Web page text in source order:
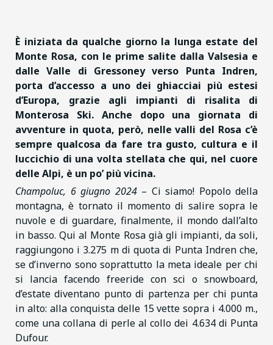
È iniziata da qualche giorno la lunga estate del
Monte Rosa, con le prime salite dalla Valsesia e
dalle Valle di Gressoney verso Punta Indren,
porta d’accesso a uno dei ghiacciai più estesi
d’Europa, grazie agli impianti di risalita di
Monterosa Ski. Anche dopo una giornata di
avventure in quota, però, nelle valli del Rosa c’è
sempre qualcosa da fare tra gusto, cultura e il
luccichio di una volta stellata che qui, nel cuore
delle Alpi, è un po’ più vicina.
Champoluc, 6 giugno 2024 – Ci siamo! Popolo della
montagna, è tornato il momento di salire sopra le
nuvole e di guardare, finalmente, il mondo dall’alto
in basso. Qui al Monte Rosa già gli impianti, da soli,
raggiungono i 3.275 m di quota di Punta Indren che,
se d’inverno sono soprattutto la meta ideale per chi
si lancia facendo freeride con sci o snowboard,
d’estate diventano punto di partenza per chi punta
in alto: alla conquista delle 15 vette sopra i 4.000 m.,
come una collana di perle al collo dei 4.634 di Punta
Dufour.